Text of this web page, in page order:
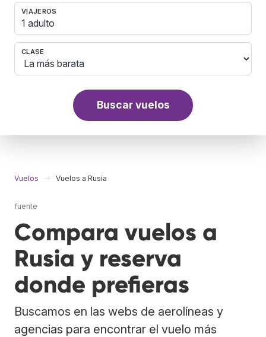
VIAJEROS
1 adulto
CLASE
Buscar vuelos
Vuelos Vuelos a Rusia
fuente
Compara vuelos a
Rusia y reserva
donde prefieras
Buscamos en las webs de aerolíneas y
agencias para encontrar el vuelo más